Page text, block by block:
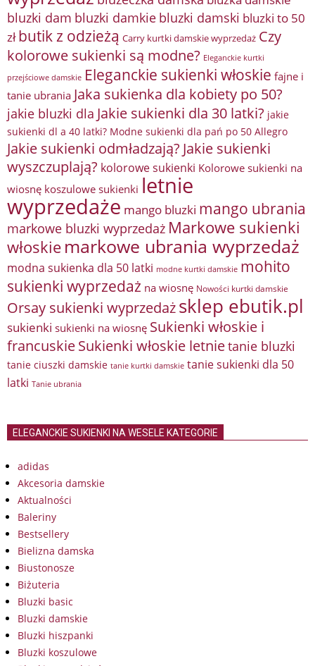
bluzki dam bluzki damkie bluzki damski bluzki to 50
zł butik z odzieżą Carry kurtki damskie wyprzedaż Czy
kolorowe sukienki są modne? Eleganckie kurtki
przejściowe damskie Eleganckie sukienki włoskie fajne i
tanie ubrania Jaka sukienka dla kobiety po 50?
jakie bluzki dla Jakie sukienki dla 30 latki? jakie
sukienki dl a 40 latki? Modne sukienki dla pań po 50 Allegro
Jakie sukienki odmładzają? Jakie sukienki
wyszczuplają? kolorowe sukienki Kolorowe sukienki na
wiosnę koszulowe sukienki letnie
wyprzedaże mango bluzki mango ubrania
markowe bluzki wyprzedaż Markowe sukienki
włoskie markowe ubrania wyprzedaż
modna sukienka dla 50 latki modne kurtki damskie mohito
sukienki wyprzedaż na wiosnę Nowości kurtki damskie
Orsay sukienki wyprzedażsklep ebutik.pl
sukienki sukienki na wiosnę Sukienki włoskie i
francuskieSukienki włoskie letnietanie bluzki
tanie ciuszki damskie tanie kurtki damskie tanie sukienki dla 50
latki Tanie ubrania
ELEGANCKIE SUKIENKI NA WESELE KATEGORIE
adidas
Akcesoria damskie
Aktualności
Baleriny
Bestsellery
Bielizna damska
Biustonosze
Biżuteria
Bluzki basic
Bluzki damskie
Bluzki hiszpanki
Bluzki koszulowe